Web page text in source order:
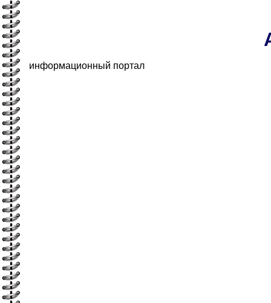
информационный портал